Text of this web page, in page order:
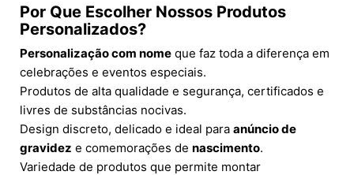
Por Que Escolher Nossos Produtos
Personalizados?
Personalização com nome que faz toda a diferença em
celebrações e eventos especiais.
Produtos de alta qualidade e segurança, certificados e
livres de substâncias nocivas.
Design discreto, delicado e ideal para anúncio de
gravidez e comemorações de nascimento.
Variedade de produtos que permite montar